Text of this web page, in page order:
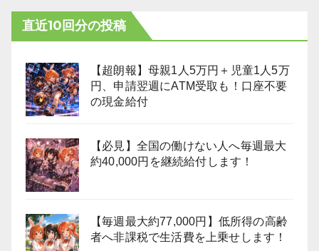
直近10回分の投稿
【超朗報】母親1人5万円＋児童1人5万
円、申請翌週にATM受取も！口座不要
の現金給付
【必見】全国の働けない人へ毎週最大
約40,000円を継続給付します！
【毎週最大約77,000円】低所得の高齢
者へ非課税で生活費を上乗せします！